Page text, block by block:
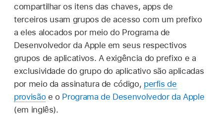
compartilhar os itens das chaves, apps de
terceiros usam grupos de acesso com um prefixo
a eles alocados por meio do Programa de
Desenvolvedor da Apple em seus respectivos
grupos de aplicativos. A exigência do prefixo e a
exclusividade do grupo do aplicativo são aplicadas
por meio da assinatura de código, perfis de
provisãoe o Programa de Desenvolvedor da Apple
(em inglês).